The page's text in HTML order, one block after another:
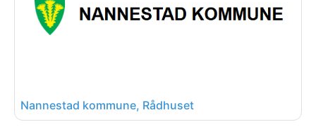
Nannestad kommune, Rådhuset